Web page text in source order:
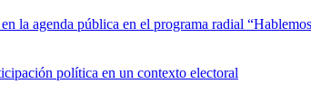
la agenda pública en el programa radial
política en un contexto electoral